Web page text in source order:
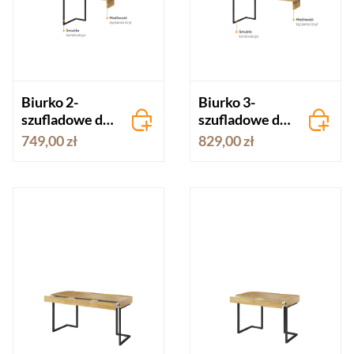
Biurko 2-
szufladowe do
montażu na
szafkę TEEN
749,00 zł
Biurko 3-
szufladowe do
łączenia z
innymi
829,00 zł